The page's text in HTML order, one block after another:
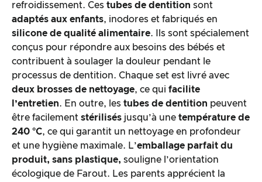
Le test pratique
Rapport qualité/prix
Résultat global
refroidissement. Ces tubes de dentition sont
adaptés aux enfants, inodores et fabriqués en
silicone de qualité alimentaire. Ils sont spécialement
conçus pour répondre aux besoins des bébés et
contribuent à soulager la douleur pendant le
processus de dentition. Chaque set est livré avec
deux brosses de nettoyage, ce qui facilite
l’entretien. En outre, les tubes de dentition peuvent
être facilement stérilisés jusqu’à une température de
240 °C, ce qui garantit un nettoyage en profondeur
et une hygiène maximale. L’emballage parfait du
produit, sans plastique, souligne l’orientation
écologique de Farout. Les parents apprécient la